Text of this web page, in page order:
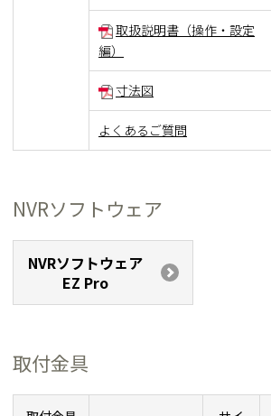
取扱説明書（操作・設定
編）
寸法図
よくあるご質問
NVRソフトウェア
NVRソフトウェア
EZ Pro
取付金具